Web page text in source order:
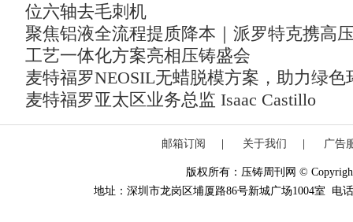
位六轴去毛刺机
聚焦铝液全流程提质降本｜派罗特克携高
工艺一体化方案亮相压铸盛会
麦特福罗NEOSIL无蜡脱模方案，助力绿
麦特福罗亚太区业务总监 Isaac Castillo
邮箱订阅 关于我们 广告
版权所有：压铸周刊网 ©
地址：深圳市龙岗区埔厦路86号新城广场1004室 电